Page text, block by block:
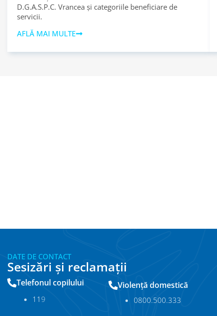
D.G.A.S.P.C. Vrancea și categoriile beneficiare de
servicii.
AFLĂ MAI MULTE
DATE DE CONTACT
Sesizări și reclamații
Telefonul copilului
11 9
Violență domestică
0800.500.333